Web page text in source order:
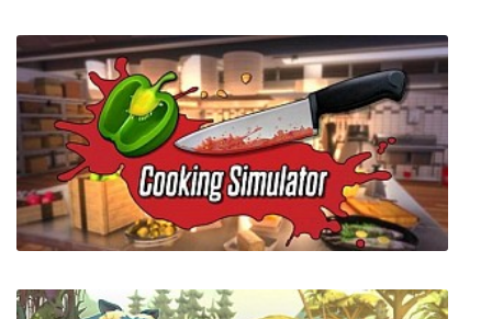
Mayhem in Single Valley